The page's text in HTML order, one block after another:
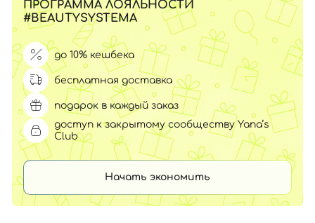
ПРОГРАММА ЛОЯЛЬНОСТИ
#BEAUTYSYSTEMA
до 10% кешбека
бесплатная доставка
подарок в каждый заказ
доступ к закрытому сообществу Yana’s
Club
Начать экономить